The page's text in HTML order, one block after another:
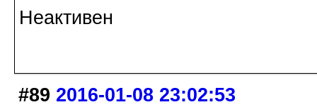
Неактивен
#89 2016-01-08 23:02:53